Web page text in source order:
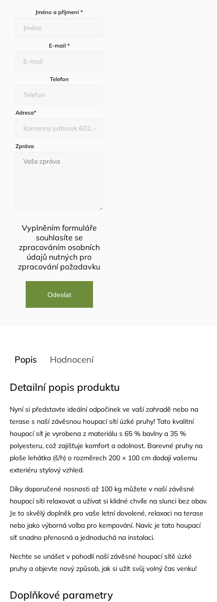
Jméno a příjmení *
E-mail *
Telefon
Adresa*
Zpráva
Vyplněním formuláře
souhlasíte se
zpracováním osobních
údajů nutných pro
zpracování požadavku
Popis Hodnocení
Detailní popis produktu
Nyní si představte ideální odpočinek ve vaší zahradě nebo na
terase s naší závěsnou houpací sítí úzké pruhy! Tato kvalitní
houpací síť je vyrobena z materiálu s 65 % bavlny a 35 %
polyesteru, což zajišťuje komfort a odolnost. Barevné pruhy na
ploše lehátka (š/h) o rozměrech 200 × 100 cm dodají vašemu
exteriéru stylový vzhled.
Díky doporučené nosnosti až 100 kg můžete v naší závěsné
houpací síti relaxovat a užívat si klidné chvíle na slunci bez obav.
Je to skvělý doplněk pro vaše letní dovolené, relaxaci na terase
nebo jako výborná volba pro kempování. Navíc je tato houpací
síť snadno přenosná a jednoduchá na instalaci.
Nechte se unášet v pohodlí naší závěsné houpací sítě úzké
pruhy a objevte nový způsob, jak si užít svůj volný čas venku!
Doplňkové parametry